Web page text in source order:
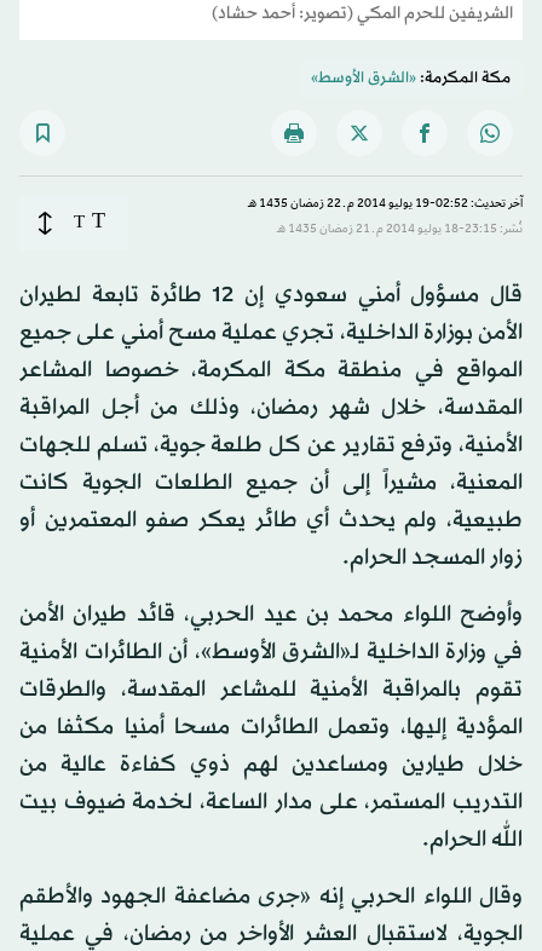
الشريفين للحرم المكي (تصوير: أحمد حشاد)
مكة المكرمة:«الشرق الأوسط»
آخر تحديث: 02:52-19 يوليو 2014 م ـ 22 رَمضان 1435 هـ
نُشر: 23:15-18 يوليو 2014 م ـ 21 رَمضان 1435 هـ
T
T
قال مسؤول أمني سعودي إن 12 طائرة تابعة لطيران
الأمن بوزارة الداخلية، تجري عملية مسح أمني على جميع
المواقع في منطقة مكة المكرمة، خصوصا المشاعر
المقدسة، خلال شهر رمضان، وذلك من أجل المراقبة
الأمنية، وترفع تقارير عن كل طلعة جوية، تسلم للجهات
المعنية، مشيراً إلى أن جميع الطلعات الجوية كانت
طبيعية، ولم يحدث أي طائر يعكر صفو المعتمرين أو
زوار المسجد الحرام.
وأوضح اللواء محمد بن عيد الحربي، قائد طيران الأمن
في وزارة الداخلية لـ«الشرق الأوسط»، أن الطائرات الأمنية
تقوم بالمراقبة الأمنية للمشاعر المقدسة، والطرقات
المؤدية إليها، وتعمل الطائرات مسحا أمنيا مكثفا من
خلال طيارين ومساعدين لهم ذوي كفاءة عالية من
التدريب المستمر، على مدار الساعة، لخدمة ضيوف بيت
الله الحرام.
وقال اللواء الحربي إنه «جرى مضاعفة الجهود والأطقم
الجوية، لاستقبال العشر الأواخر من رمضان، في عملية